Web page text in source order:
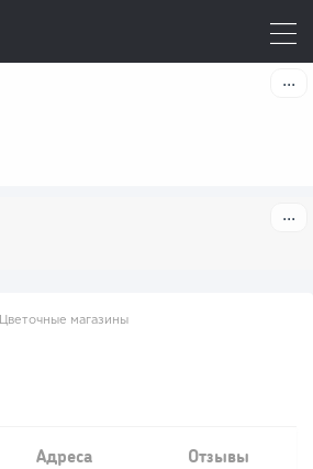
Цветочные магазины
Адреса Отзывы